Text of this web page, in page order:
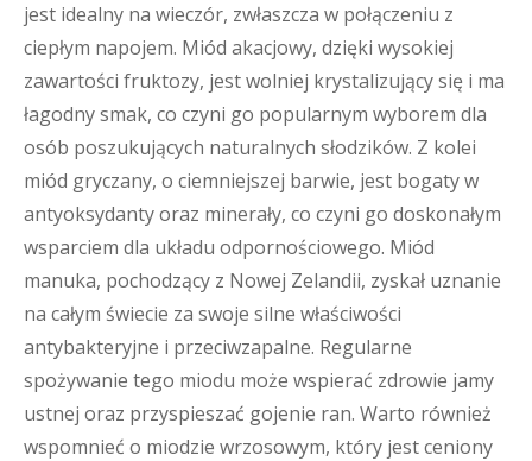
jest idealny na wieczór, zwłaszcza w połączeniu z
ciepłym napojem. Miód akacjowy, dzięki wysokiej
zawartości fruktozy, jest wolniej krystalizujący się i ma
łagodny smak, co czyni go popularnym wyborem dla
osób poszukujących naturalnych słodzików. Z kolei
miód gryczany, o ciemniejszej barwie, jest bogaty w
antyoksydanty oraz minerały, co czyni go doskonałym
wsparciem dla układu odpornościowego. Miód
manuka, pochodzący z Nowej Zelandii, zyskał uznanie
na całym świecie za swoje silne właściwości
antybakteryjne i przeciwzapalne. Regularne
spożywanie tego miodu może wspierać zdrowie jamy
ustnej oraz przyspieszać gojenie ran. Warto również
wspomnieć o miodzie wrzosowym, który jest ceniony